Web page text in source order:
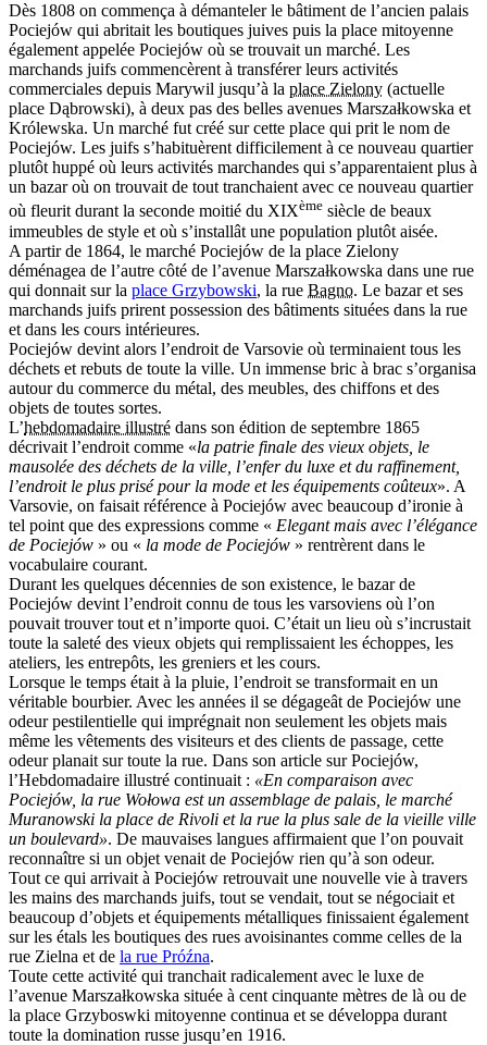
Dès 1808 on commença à démanteler le bâtiment de l’ancien palais
Pociejów qui abritait les boutiques juives puis la place mitoyenne
également appelée Pociejów où se trouvait un marché. Les
marchands juifs commencèrent à transférer leurs activités
commerciales depuis Marywil jusqu’à la place Zielony (actuelle
place Dąbrowski), à deux pas des belles avenues Marszałkowska et
Królewska. Un marché fut créé sur cette place qui prit le nom de
Pociejów. Les juifs s’habituèrent difficilement à ce nouveau quartier
plutôt huppé où leurs activités marchandes qui s’apparentaient plus à
un bazar où on trouvait de tout tranchaient avec ce nouveau quartier
où fleurit durant la seconde moitié du XIXème siècle de beaux
immeubles de style et où s’installât une population plutôt aisée.
A partir de 1864, le marché Pociejów de la place Zielony
déménagea de l’autre côté de l’avenue Marszałkowska dans une rue
qui donnait sur la place Grzybowski, la rue Bagno. Le bazar et ses
marchands juifs prirent possession des bâtiments situées dans la rue
et dans les cours intérieures.
Pociejów devint alors l’endroit de Varsovie où terminaient tous les
déchets et rebuts de toute la ville. Un immense bric à brac s’organisa
autour du commerce du métal, des meubles, des chiffons et des
objets de toutes sortes.
L’hebdomadaire illustré dans son édition de septembre 1865
décrivait l’endroit comme «la patrie finale des vieux objets, le
mausolée des déchets de la ville, l’enfer du luxe et du raffinement,
l’endroit le plus prisé pour la mode et les équipements coûteux». A
Varsovie, on faisait référence à Pociejów avec beaucoup d’ironie à
tel point que des expressions comme « Elegant mais avec l’élégance
de Pociejów » ou « la mode de Pociejów » rentrèrent dans le
vocabulaire courant.
Durant les quelques décennies de son existence, le bazar de
Pociejów devint l’endroit connu de tous les varsoviens où l’on
pouvait trouver tout et n’importe quoi. C’était un lieu où s’incrustait
toute la saleté des vieux objets qui remplissaient les échoppes, les
ateliers, les entrepôts, les greniers et les cours.
Lorsque le temps était à la pluie, l’endroit se transformait en un
véritable bourbier. Avec les années il se dégageât de Pociejów une
odeur pestilentielle qui imprégnait non seulement les objets mais
même les vêtements des visiteurs et des clients de passage, cette
odeur planait sur toute la rue. Dans son article sur Pociejów,
l’Hebdomadaire illustré continuait : «En comparaison avec
Pociejów, la rue Wołowa est un assemblage de palais, le marché
Muranowski la place de Rivoli et la rue la plus sale de la vieille ville
un boulevard». De mauvaises langues affirmaient que l’on pouvait
reconnaître si un objet venait de Pociejów rien qu’à son odeur.
Tout ce qui arrivait à Pociejów retrouvait une nouvelle vie à travers
les mains des marchands juifs, tout se vendait, tout se négociait et
beaucoup d’objets et équipements métalliques finissaient également
sur les étals les boutiques des rues avoisinantes comme celles de la
rue Zielna et de la rue Próźna.
Toute cette activité qui tranchait radicalement avec le luxe de
l’avenue Marszałkowska située à cent cinquante mètres de là ou de
la place Grzyboswki mitoyenne continua et se développa durant
toute la domination russe jusqu’en 1916.